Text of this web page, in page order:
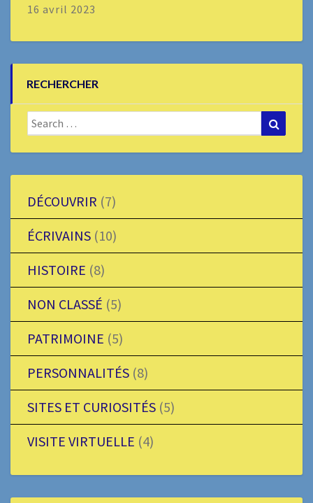
16 avril 2023
RECHERCHER
Search
for:
DÉCOUVRIR (7)
ÉCRIVAINS (10)
HISTOIRE (8)
NON CLASSÉ (5)
PATRIMOINE (5)
PERSONNALITÉS (8)
SITES ET CURIOSITÉS (5)
VISITE VIRTUELLE (4)